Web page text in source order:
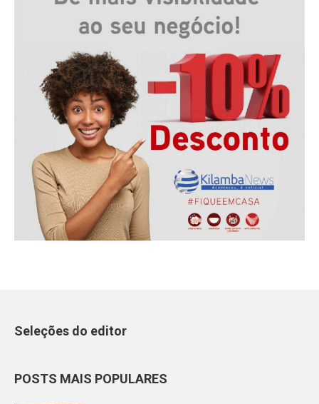
Seleções do editor
POSTS MAIS POPULARES